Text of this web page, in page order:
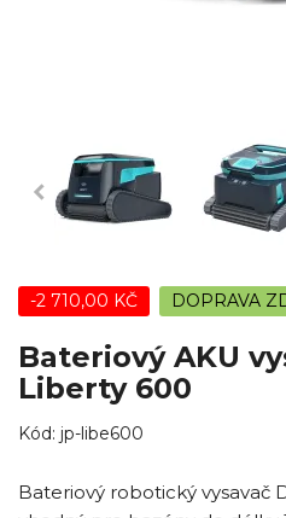
-2 710,00 KČ DOPRAVA
Bateriový AKU
Liberty 600
Kód: jp-libe600
Bateriový robotický vysavač